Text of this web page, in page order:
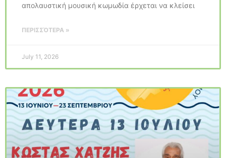
απολαυστική μουσική κωμωδία έρχεται να κλείσει
ΠΕΡΙΣΣΌΤΕΡΑ »
July 11, 2026